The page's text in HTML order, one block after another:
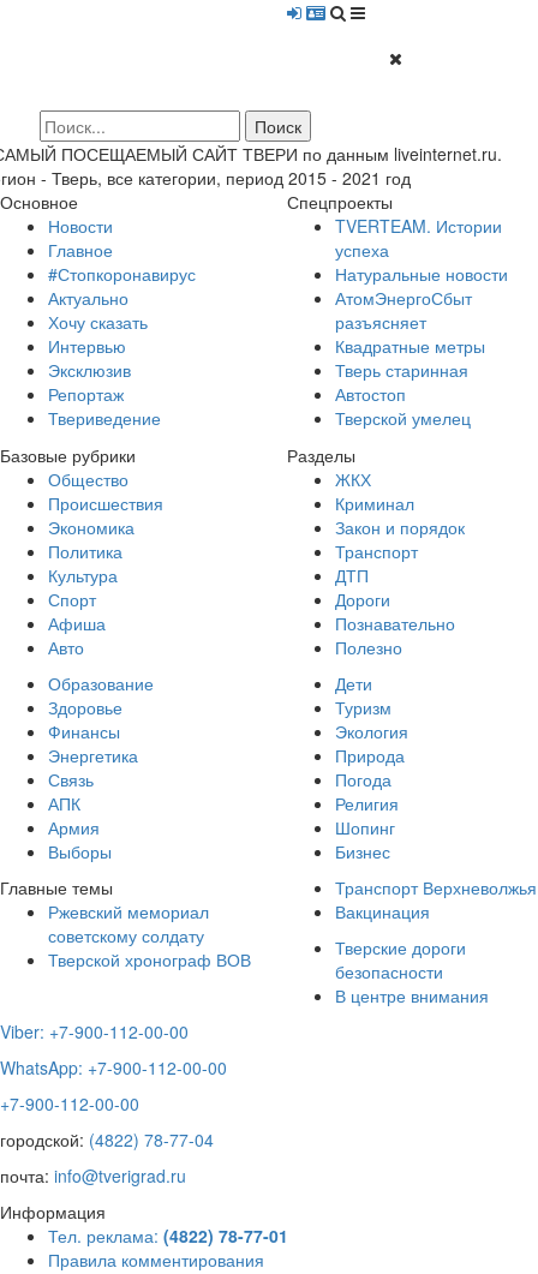
ПОСЕЩАЕМЫЙ САЙТ ТВЕРИ по данным liveinternet.ru.
- Тверь, все категории, период 2015 - 2021 год
Основное
Новости
Главное
#Стопкоронавирус
Актуально
Хочу сказать
Интервью
Эксклюзив
Репортаж
Твериведение
Спецпроекты
TVERTEAM. Истории
успеха
Натуральные новости
АтомЭнергоСбыт
разъясняет
Квадратные метры
Тверь старинная
Автостоп
Тверской умелец
Базовые рубрики
Общество
Происшествия
Экономика
Политика
Культура
Спорт
Афиша
Авто
Разделы
ЖКХ
Криминал
Закон и порядок
Транспорт
ДТП
Дороги
Познавательно
Полезно
Образование
Здоровье
Финансы
Энергетика
Связь
АПК
Армия
Выборы
Дети
Туризм
Экология
Природа
Погода
Религия
Шопинг
Бизнес
Главные темы
Ржевский мемориал
советскому солдату
Тверской хронограф ВОВ
Транспорт Верхневолжья
Вакцинация
Тверские дороги
безопасности
В центре внимания
Viber: +7-900-112-00-00
WhatsApp: +7-900-112-00-00
+7-900-112-00-00
городской: (4822) 78-77-04
почта: info@tverigrad.ru
Информация
Тел. реклама: (4822) 78-77-01
Правила комментирования